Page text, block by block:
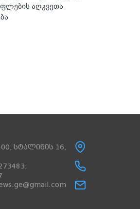
აღკვეთა
სტალინის 16,